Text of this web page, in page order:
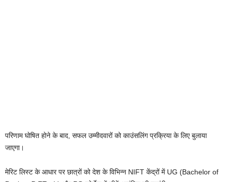
परिणाम घोषित होने के बाद, सफल उम्मीदवारों को काउंसलिंग प्रक्रिया के लिए बुलाया
जाएगा।
मेरिट लिस्ट के आधार पर छात्रों को देश के विभिन्न NIFT केंद्रों में UG (Bachelor of